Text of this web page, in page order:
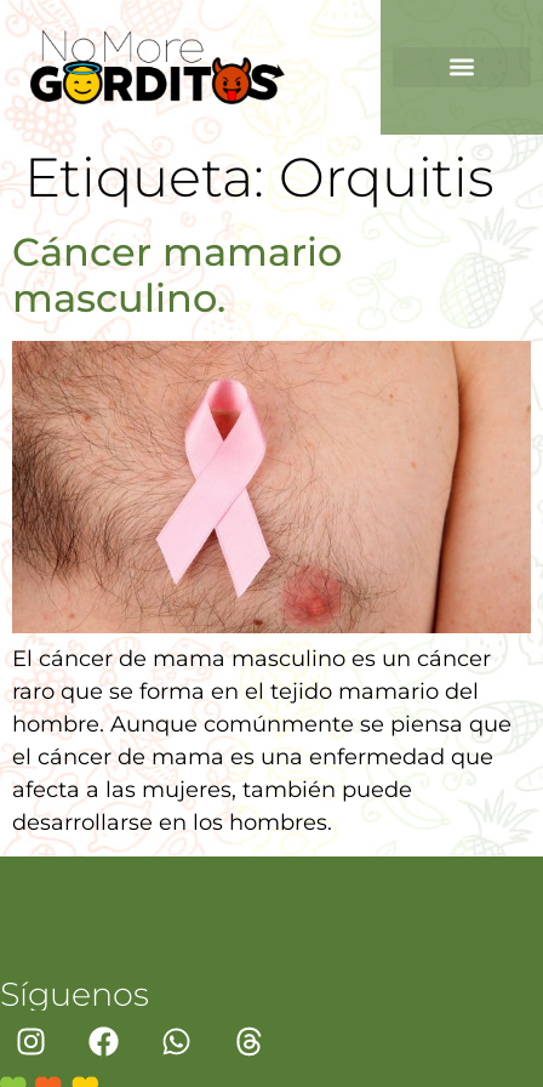
Etiqueta:Orquitis
Cáncer mamario
masculino.
El cáncer de mama masculino es un cáncer
raro que se forma en el tejido mamario del
hombre. Aunque comúnmente se piensa que
el cáncer de mama es una enfermedad que
afecta a las mujeres, también puede
desarrollarse en los hombres.
Síguenos